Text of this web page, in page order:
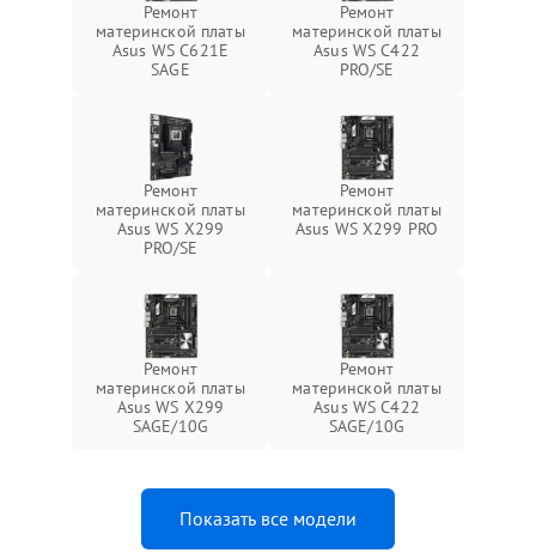
Ремонт
материнской платы
Asus WS C621E
SAGE
Ремонт
материнской платы
Asus WS C422
PRO/SE
Ремонт
материнской платы
Asus WS X299
PRO/SE
Ремонт
материнской платы
Asus WS X299 PRO
Ремонт
материнской платы
Asus WS X299
SAGE/10G
Ремонт
материнской платы
Asus WS C422
SAGE/10G
Показать все модели